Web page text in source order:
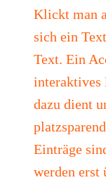
Klickt man
sich ein
Text. Ein
interaktives
dazu dient
Einträge
werden erst